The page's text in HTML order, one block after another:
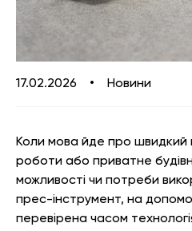
17.02.2026 • Новини
Коли мова йде про швидкий
роботи або приватне
можливості чи потреби
прес-інструмент, на
перевірена часом